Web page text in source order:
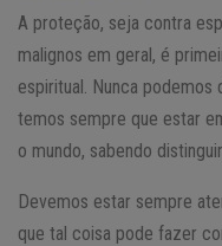
A proteção, seja contra
malignos em geral, é
espiritual. Nunca podemos
temos sempre que estar
o mundo, sabendo
Devemos estar sempre
que tal coisa pode fazer